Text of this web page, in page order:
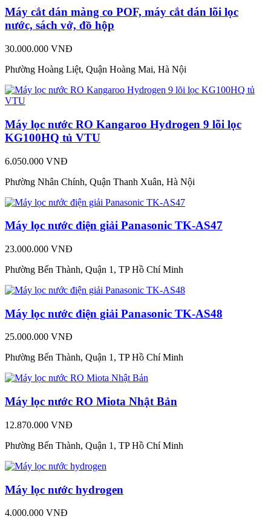
Máy cắt dán màng co POF, máy cắt dán lõi lọc
nước, sách vở, đồ hộp
30.000.000 VNĐ
Phường Hoàng Liệt, Quận Hoàng Mai, Hà Nội
Máy lọc nước RO Kangaroo Hydrogen 9 lõi lọc
KG100HQ tủ VTU
6.050.000 VNĐ
Phường Nhân Chính, Quận Thanh Xuân, Hà Nội
Máy lọc nước điện giải Panasonic TK-AS47
23.000.000 VNĐ
Phường Bến Thành, Quận 1, TP Hồ Chí Minh
Máy lọc nước điện giải Panasonic TK-AS48
25.000.000 VNĐ
Phường Bến Thành, Quận 1, TP Hồ Chí Minh
Máy lọc nước RO Miota Nhật Bản
12.870.000 VNĐ
Phường Bến Thành, Quận 1, TP Hồ Chí Minh
Máy lọc nước hydrogen
4.000.000 VNĐ